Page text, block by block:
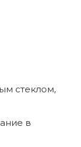
стеклом,
в